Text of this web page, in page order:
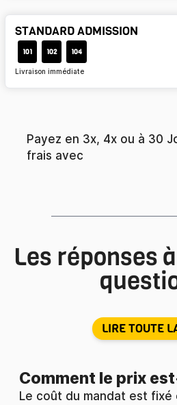
STANDARD ADMISSION
101 102 104
Livraison immédiate
Payez en 3x, 4x ou à 30
frais avec
Les réponses
LIRE TOUTE
Comment le prix
Le coût du mandat est